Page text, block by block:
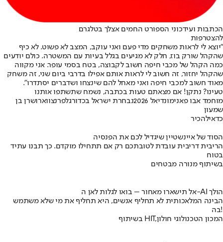
הכתבות ועידכוני הספורט החמים אצלך בטלגרם
להצטרפות
"יוצא לי לראות משחקים מדי פעם ואני עוקב, המצב לא פשוט. לא כיף
שהקהל שורק בוז, חלק לא מגיעים בגלל בעיות עם המשטרה. כולם יודעים
כמה הקהל של מכבי חיפה חשוב לקבוצה, בטח בסמי עופר. אני מקווה
שהקהל יחזור, זה חשוב לי לראות אותם אפילו בדרבי ביום שני, זה משחק
מאוד חשוב למכבי חיפה ואני מאחל להם שינצחו ושדברים יסתדרו".
טעינו? נתקן! אם מצאתם טעות בכתבה, נשמח שתשתפו אותנו
מוחמד אבו פאנימונדיאל 2026 נבחרת ישראל בכדורגלפרנצווארושרן בן
שמעון
כדאילהכיר
הסוד של איינשטיין שיגדיל לכם את הפנסיה
הריבית דריבית עובדת לטובתכם רק אם תתחילו מוקדם. כך תבנו עתיד
בטוח
בשיתוף מנורה מבטחים
אל תישארו מאחור – בואו לגלות לאן ה-AI הולך
הבינה המלאכותית לא תחליף אנשים, היא תחליף את מי שלא משתמש
בה!
בשיתוף HIT,המכון הטכנולוגי חולון